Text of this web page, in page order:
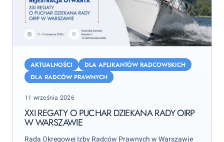
Regaty
Dziekana
Rady
OIRP
AKTUALNOŚCI
DLA APLIKANTÓW RADCOWSKICH
DLA RADCÓW PRAWNYCH
Posted
11 września 2026
XXI REGATY O PUCHAR DZIEKANA RADY OIRP
W WARSZAWIE
Rada Okręgowej Izby Radców Prawnych w Warszawie